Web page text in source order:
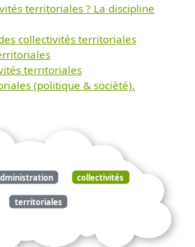
territoriales ? La discipline
collectivités territoriales
territoriales
(politique & socièté).
collectivités
territoriales